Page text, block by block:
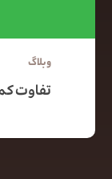
وبلاگ
تفاوت